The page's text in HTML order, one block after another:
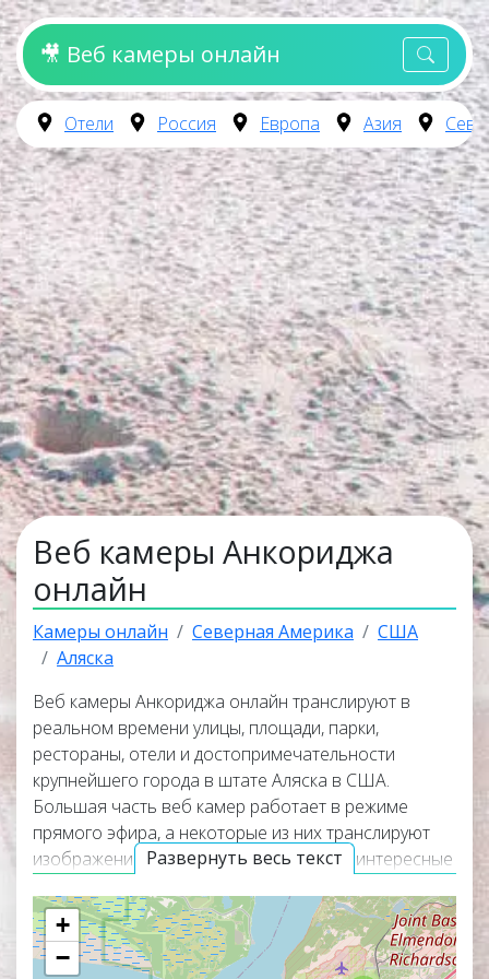
🎥 Веб камеры онлайн
Отели Россия Европа Азия
Веб камеры Анкориджа
онлайн
Камеры онлайн Северная Америка
США
Аляска
Развернуть весь текст
Веб камеры Анкориджа онлайн транслируют в
реальном времени улицы, площади, парки,
рестораны, отели и достопримечательности
крупнейшего города в штате Аляска в США.
Большая часть веб камер работает в режиме
прямого эфира, а некоторые из них транслируют
изображение вместе со звуком. Самые интересные
верхней части списка трансляций. Карта веб камер
покажет, где находится каждая онлайн веб камера
в Анкоридже.
+
−